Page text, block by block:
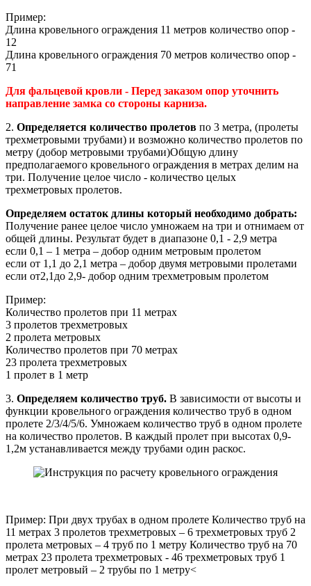
Пример:
Длина кровельного ограждения 11 метров количество опор -
12
Длина кровельного ограждения 70 метров количество опор -
71
Для фальцевой кровли - Перед заказом опор уточнить
направление замка со стороны карниза.
2. Определяется количество пролетов по 3 метра, (пролеты
трехметровыми трубами) и возможно количество пролетов по
метру (добор метровыми трубами)Общую длину
предполагаемого кровельного ограждения в метрах делим на
три. Получение целое число - количество целых
трехметровых пролетов.
Определяем остаток длины который необходимо добрать:
Получение ранее целое число умножаем на три и отнимаем от
общей длины. Результат будет в диапазоне 0,1 - 2,9 метра
если 0,1 – 1 метра – добор одним метровым пролетом
если от 1,1 до 2,1 метра – добор двумя метровыми пролетами
если от2,1до 2,9- добор одним трехметровым пролетом
Пример:
Количество пролетов при 11 метрах
3 пролетов трехметровых
2 пролета метровых
Количество пролетов при 70 метрах
23 пролета трехметровых
1 пролет в 1 метр
3. Определяем количество труб. В зависимости от высоты и
функции кровельного ограждения количество труб в одном
пролете 2/3/4/5/6. Умножаем количество труб в одном пролете
на количество пролетов. В каждый пролет при высотах 0,9-
1,2м устанавливается между трубами один раскос.
Пример: При двух трубах в одном пролете Количество труб на
11 метрах 3 пролетов трехметровых – 6 трехметровых труб 2
пролета метровых – 4 труб по 1 метру Количество труб на 70
метрах 23 пролета трехметровых - 46 трехметровых труб 1
пролет метровый – 2 трубы по 1 метру<